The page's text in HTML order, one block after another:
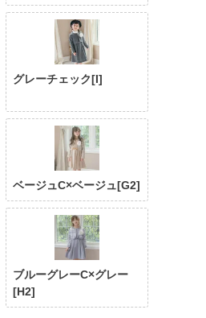
税込 ¥
グレーチェック[I]
ベージュC×ベージュ[G2]
ブルーグレーC×グレー
[H2]